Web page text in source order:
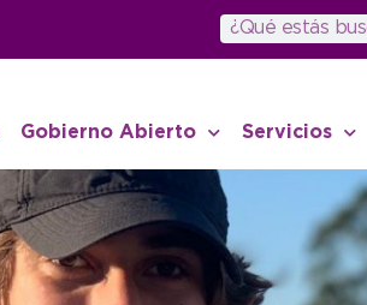
Gobierno Abierto Servicios